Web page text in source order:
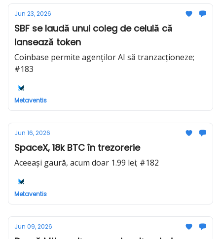
Jun 23, 2026
SBF se laudă unui coleg de celulă că
lansează token
Coinbase permite agenților AI să tranzacționeze;
#183
Metaventis
Jun 16, 2026
SpaceX, 18k BTC în trezorerie
Aceeași gaură, acum doar 1.99 lei; #182
Metaventis
Jun 09, 2026